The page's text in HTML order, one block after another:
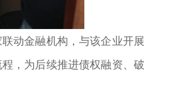
动金融机构，与该企业开展
，为后续推进债权融资、破